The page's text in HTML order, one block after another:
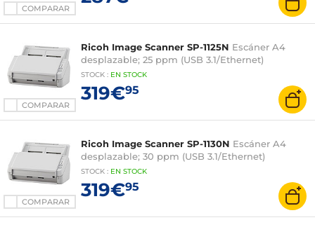
COMPARAR
COMPARAR
Ricoh Image Scanner SP-1125N Escáner A4
desplazable; 25 ppm (USB 3.1/Ethernet)
STOCK : EN STOCK
319€95
COMPARAR
Ricoh Image Scanner SP-1130N Escáner A4
desplazable; 30 ppm (USB 3.1/Ethernet)
STOCK : EN STOCK
319€95